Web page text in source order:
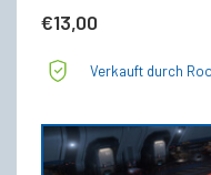
€13,00
Verkauft durch